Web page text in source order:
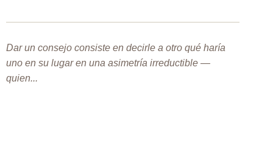
Dar un consejo consiste en decirle a otro qué haría
uno en su lugar en una asimetría irreductible —
quien...